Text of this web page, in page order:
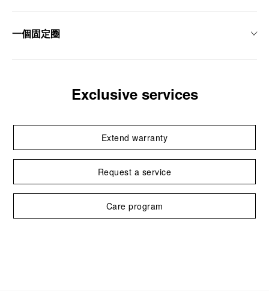
一個固定圈
Exclusive services
Extend warranty
Request a service
Care program